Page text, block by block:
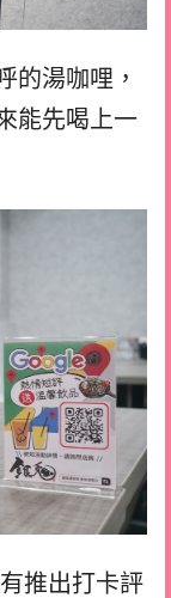
的湯咖哩，
能先喝上一
推出打卡評